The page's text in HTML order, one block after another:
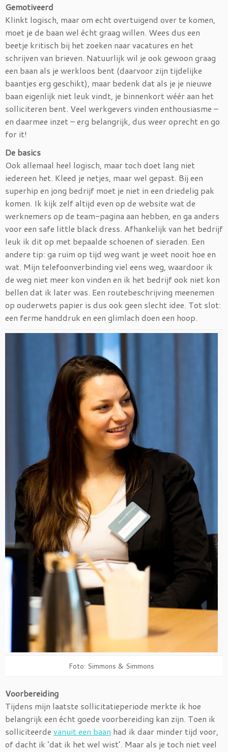
Gemotiveerd
Klinkt logisch, maar om echt overtuigend over te komen,
moet je de baan wel écht graag willen. Wees dus een
beetje kritisch bij het zoeken naar vacatures en het
schrijven van brieven. Natuurlijk wil je ook gewoon graag
een baan als je werkloos bent (daarvoor zijn tijdelijke
baantjes erg geschikt), maar bedenk dat als je je nieuwe
baan eigenlijk niet leuk vindt, je binnenkort wéér aan het
solliciteren bent. Veel werkgevers vinden enthousiasme –
en daarmee inzet – erg belangrijk, dus weer oprecht en go
for it!
De basics
Ook allemaal heel logisch, maar toch doet lang niet
iedereen het. Kleed je netjes, maar wel gepast. Bij een
superhip en jong bedrijf moet je niet in een driedelig pak
komen. Ik kijk zelf altijd even op de website wat de
werknemers op de team-pagina aan hebben, en ga anders
voor een safe little black dress. Afhankelijk van het bedrijf
leuk ik dit op met bepaalde schoenen of sieraden. Een
andere tip: ga ruim op tijd weg want je weet nooit hoe en
wat. Mijn telefoonverbinding viel eens weg, waardoor ik
de weg niet meer kon vinden en ik het bedrijf ook niet kon
bellen dat ik later was. Een routebeschrijving meenemen
op ouderwets papier is dus ook geen slecht idee. Tot slot:
een ferme handdruk en een glimlach doen een hoop.
Foto: Simmons & Simmons
Voorbereiding
Tijdens mijn laatste sollicitatieperiode merkte ik hoe
belangrijk een écht goede voorbereiding kan zijn. Toen ik
solliciteerde vanuit een baan had ik daar minder tijd voor,
of dacht ik ‘dat ik het wel wist’. Maar als je toch niet veel